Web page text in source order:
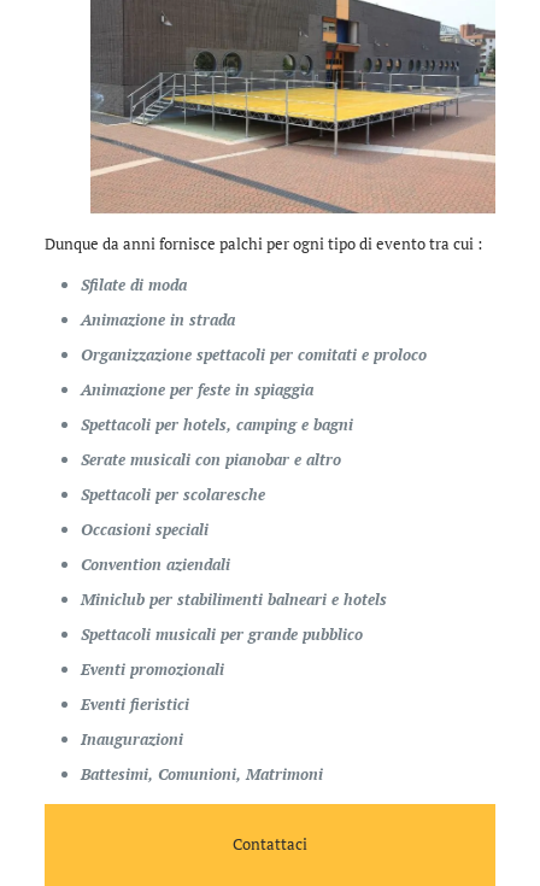
Dunque da anni fornisce palchi per ogni tipo di evento tra cui :
Sfilate di moda
Animazione in strada
Organizzazione spettacoli per comitati e proloco
Animazione per feste in spiaggia
Spettacoli per hotels, camping e bagni
Serate musicali con pianobar e altro
Spettacoli per scolaresche
Occasioni speciali
Convention aziendali
Miniclub per stabilimenti balneari e hotels
Spettacoli musicali per grande pubblico
Eventi promozionali
Eventi fieristici
Inaugurazioni
Battesimi, Comunioni, Matrimoni
Contattaci